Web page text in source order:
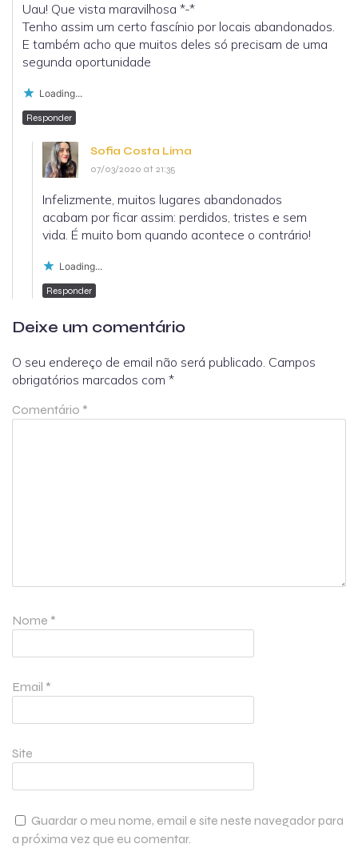
Uau! Que vista maravilhosa *-*
Tenho assim um certo fascínio por locais abandonados.
E também acho que muitos deles só precisam de uma
segunda oportunidade
Loading...
Responder
Sofia Costa Lima
07/03/2020 at 21:35
Infelizmente, muitos lugares abandonados
acabam por ficar assim: perdidos, tristes e sem
vida. É muito bom quando acontece o contrário!
Loading...
Responder
Deixe um comentário
O seu endereço de email não será publicado. Campos
obrigatórios marcados com *
Comentário *
Nome *
Email *
Site
Guardar o meu nome, email e site neste navegador para
a próxima vez que eu comentar.